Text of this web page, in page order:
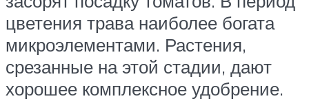
цветения трава наиболее богата
микроэлементами. Растения,
срезанные на этой стадии, дают
хорошее комплексное удобрение.